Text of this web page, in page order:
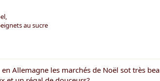
au sucre
Allemagne les marchés de Noël sot très